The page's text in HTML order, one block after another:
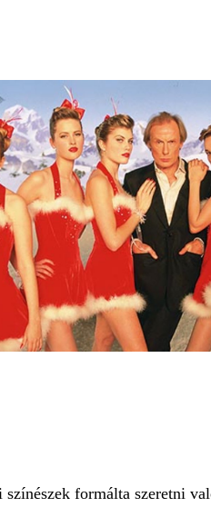
színészek formálta szeretni